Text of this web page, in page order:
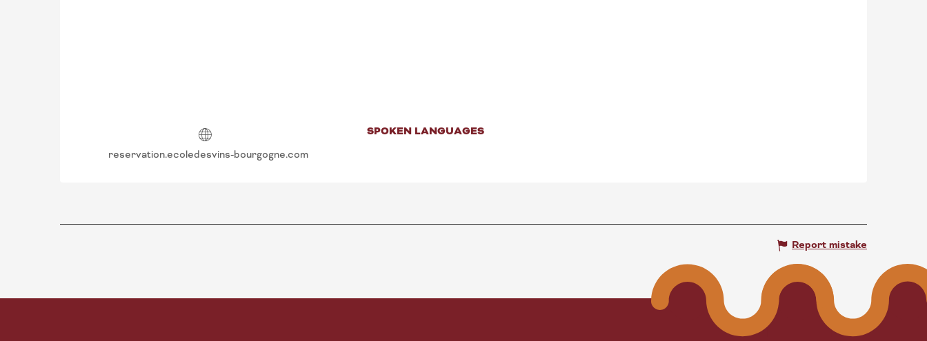
reservation.ecoledesvins-bourgogne.com
SPOKEN LANGUAGES
SPOKEN LANGUAGES
Report mistake